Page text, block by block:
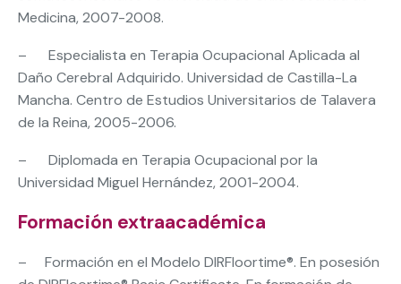
Medicina, 2007-2008.
– Especialista en Terapia Ocupacional Aplicada al
Daño Cerebral Adquirido. Universidad de Castilla-La
Mancha. Centro de Estudios Universitarios de Talavera
de la Reina, 2005-2006.
– Diplomada en Terapia Ocupacional por la
Universidad Miguel Hernández, 2001-2004.
Formación extraacadémica
– Formación en el Modelo DIRFloortime®. En posesión